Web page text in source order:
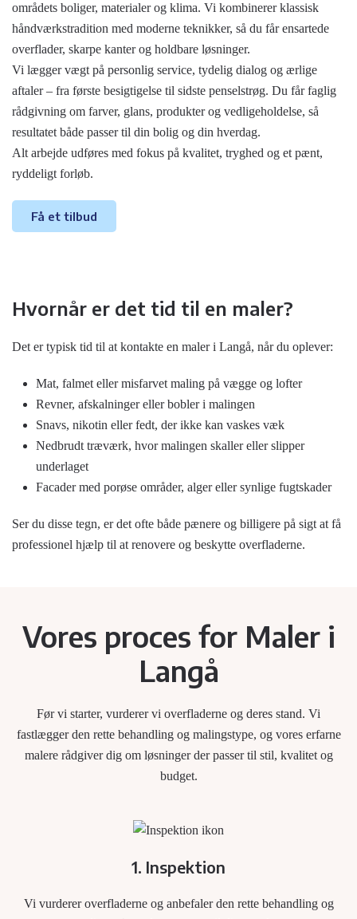
områdets boliger, materialer og klima. Vi kombinerer klassisk
håndværkstradition med moderne teknikker, så du får ensartede
overflader, skarpe kanter og holdbare løsninger.
Vi lægger vægt på personlig service, tydelig dialog og ærlige
aftaler – fra første besigtigelse til sidste penselstrøg. Du får faglig
rådgivning om farver, glans, produkter og vedligeholdelse, så
resultatet både passer til din bolig og din hverdag.
Alt arbejde udføres med fokus på kvalitet, tryghed og et pænt,
ryddeligt forløb.
Få et tilbud
Hvornår er det tid til en maler?
Det er typisk tid til at kontakte en maler i Langå, når du oplever:
Mat, falmet eller misfarvet maling på vægge og lofter
Revner, afskalninger eller bobler i malingen
Snavs, nikotin eller fedt, der ikke kan vaskes væk
Nedbrudt træværk, hvor malingen skaller eller slipper
underlaget
Facader med porøse områder, alger eller synlige fugtskader
Ser du disse tegn, er det ofte både pænere og billigere på sigt at få
professionel hjælp til at renovere og beskytte overfladerne.
Vores proces for Maler i
Langå
Før vi starter, vurderer vi overfladerne og deres stand. Vi
fastlægger den rette behandling og malingstype, og vores erfarne
malere rådgiver dig om løsninger der passer til stil, kvalitet og
budget.
1. Inspektion
Vi vurderer overfladerne og anbefaler den rette behandling og